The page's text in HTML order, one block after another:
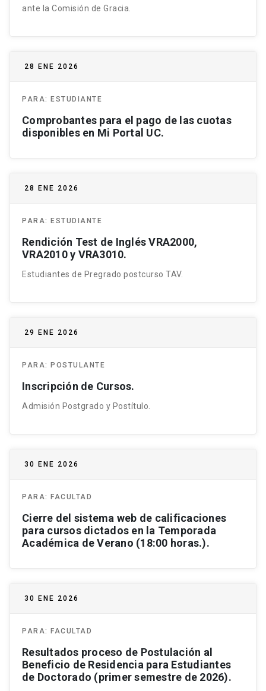
ante la Comisión de Gracia.
28 ENE 2026
PARA: ESTUDIANTE
Comprobantes para el pago de las cuotas
disponibles en Mi Portal UC.
28 ENE 2026
PARA: ESTUDIANTE
Rendición Test de Inglés VRA2000,
VRA2010 y VRA3010.
Estudiantes de Pregrado postcurso TAV.
29 ENE 2026
PARA: POSTULANTE
Inscripción de Cursos.
Admisión Postgrado y Postítulo.
30 ENE 2026
PARA: FACULTAD
Cierre del sistema web de calificaciones
para cursos dictados en la Temporada
Académica de Verano (18:00 horas.).
30 ENE 2026
PARA: FACULTAD
Resultados proceso de Postulación al
Beneficio de Residencia para Estudiantes
de Doctorado (primer semestre de 2026).